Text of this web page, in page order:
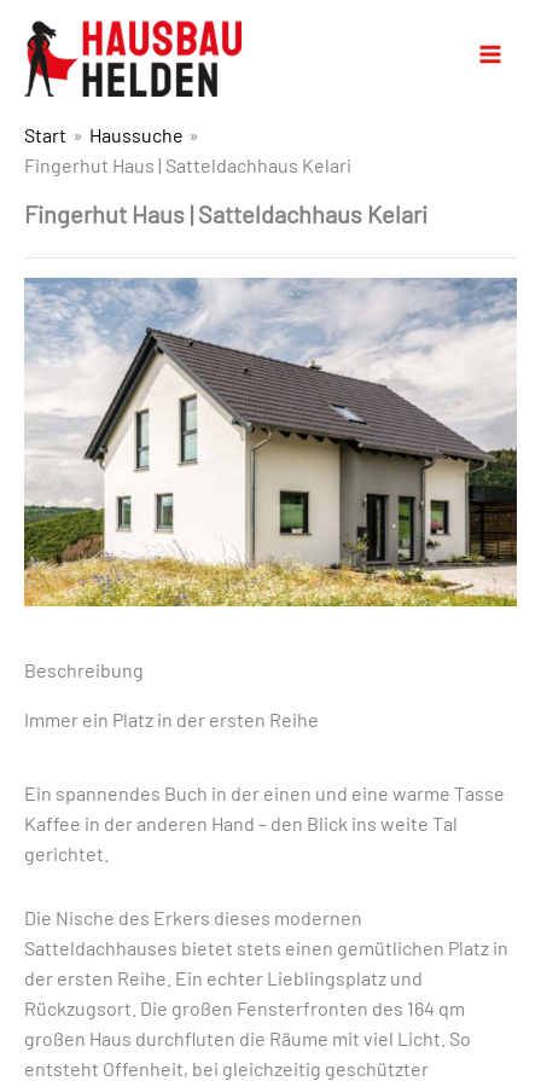
Start
Haussuche
Fingerhut Haus | Satteldachhaus Kelari
Fingerhut Haus | Satteldachhaus Kelari
Beschreibung
Immer ein Platz in der ersten Reihe
Ein spannendes Buch in der einen und eine warme Tasse
Kaffee in der anderen Hand – den Blick ins weite Tal
gerichtet.
Die Nische des Erkers dieses modernen
Satteldachhauses bietet stets einen gemütlichen Platz in
der ersten Reihe. Ein echter Lieblingsplatz und
Rückzugsort. Die großen Fensterfronten des 164 qm
großen Haus durchfluten die Räume mit viel Licht. So
entsteht Offenheit, bei gleichzeitig geschützter